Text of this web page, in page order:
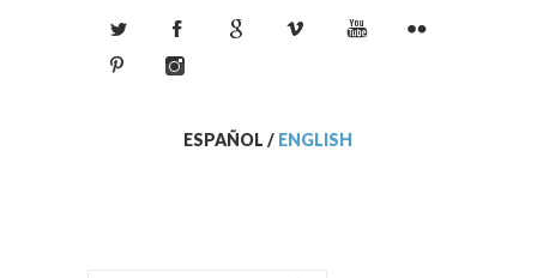
ESPAÑOL / ENGLISH